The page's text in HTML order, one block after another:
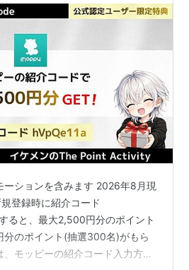
ーションを含みます 2026年8月現
登録時に紹介コード
ると、最大2,500円分のポイント
のポイント(抽選300名)がもら
モッピーの紹介コード入力方法